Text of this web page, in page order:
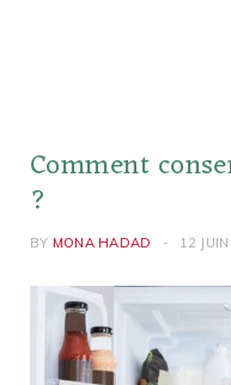
Comment
?
BY MONA HADAD 12